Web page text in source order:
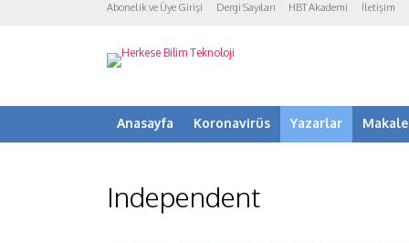
Abonelik ve Üye Girişi Dergi Sayıları HBT Akademi İletişim
Anasayfa Koronavirüs Yazarlar
Independent
Türk bilim kadını, “çığır açan 10